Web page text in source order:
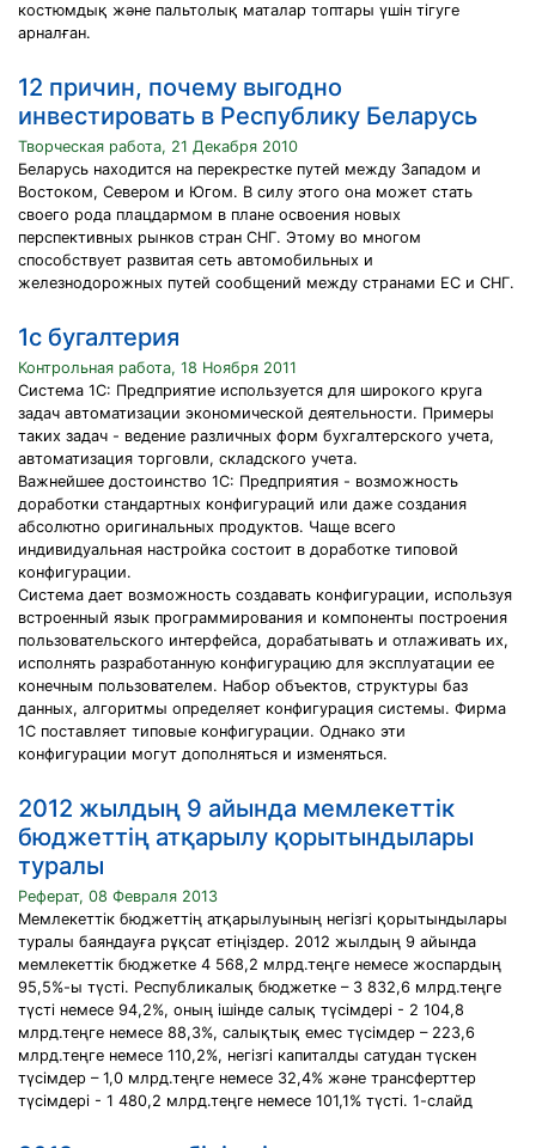
костюмдық және пальтолық маталар топтары үшін тігуге
арналған.
12 причин, почему выгодно
инвестировать в Республику Беларусь
Творческая работа, 21 Декабря 2010
Беларусь находится на перекрестке путей между Западом и
Востоком, Севером и Югом. В силу этого она может стать
своего рода плацдармом в плане освоения новых
перспективных рынков стран СНГ. Этому во многом
способствует развитая сеть автомобильных и
железнодорожных путей сообщений между странами ЕС и СНГ.
1c бугалтерия
Контрольная работа, 18 Ноября 2011
Система 1C: Предприятие используется для широкого круга
задач автоматизации экономической деятельности. Примеры
таких задач - ведение различных форм бухгалтерского учета,
автоматизация торговли, складского учета.
Важнейшее достоинство 1C: Предприятия - возможность
доработки стандартных конфигураций или даже создания
абсолютно оригинальных продуктов. Чаще всего
индивидуальная настройка состоит в доработке типовой
конфигурации.
Система дает возможность создавать конфигурации, используя
встроенный язык программирования и компоненты построения
пользовательского интерфейса, дорабатывать и отлаживать их,
исполнять разработанную конфигурацию для эксплуатации ее
конечным пользователем. Набор объектов, структуры баз
данных, алгоритмы определяет конфигурация системы. Фирма
1C поставляет типовые конфигурации. Однако эти
конфигурации могут дополняться и изменяться.
2012 жылдың 9 айында мемлекеттік
бюджеттің атқарылу қорытындылары
туралы
Реферат, 08 Февраля 2013
Мемлекеттік бюджеттің атқарылуының негізгі қорытындылары
туралы баяндауға рұқсат етіңіздер. 2012 жылдың 9 айында
мемлекеттік бюджетке 4 568,2 млрд.теңге немесе жоспардың
95,5%-ы түсті. Республикалық бюджетке – 3 832,6 млрд.теңге
түсті немесе 94,2%, оның ішінде салық түсімдері - 2 104,8
млрд.теңге немесе 88,3%, салықтық емес түсімдер – 223,6
млрд.теңге немесе 110,2%, негізгі капиталды сатудан түскен
түсімдер – 1,0 млрд.теңге немесе 32,4% және трансферттер
түсімдері - 1 480,2 млрд.теңге немесе 101,1% түсті. 1-слайд